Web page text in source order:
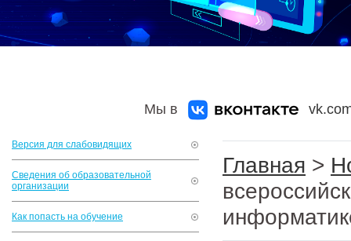
Мы в
Версия для слабовидящих
Сведения об образовательной
организации
Как попасть на обучение
Главная >